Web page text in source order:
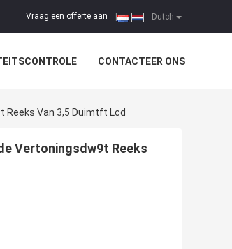
Dutch
Vraag een offerte aan
CONTACTEER ONS
Reeks Van 3,5 Duimtft Lcd
Vertoningsdw9t Reeks